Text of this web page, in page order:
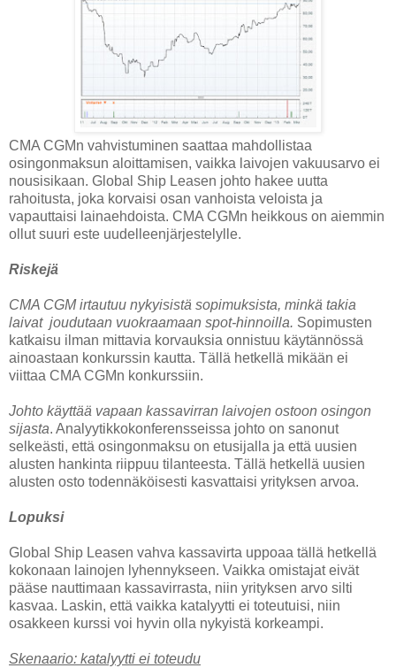
CMA CGMn vahvistuminen saattaa mahdollistaa
osingonmaksun aloittamisen, vaikka laivojen vakuusarvo ei
nousisikaan. Global Ship Leasen johto hakee uutta
rahoitusta, joka korvaisi osan vanhoista veloista ja
vapauttaisi lainaehdoista. CMA CGMn heikkous on aiemmin
ollut suuri este uudelleenjärjestelylle.
Riskejä
CMA CGM irtautuu nykyisistä sopimuksista, minkä takia
laivat joudutaan vuokraamaan spot-hinnoilla. Sopimusten
katkaisu ilman mittavia korvauksia onnistuu käytännössä
ainoastaan konkurssin kautta. Tällä hetkellä mikään ei
viittaa CMA CGMn konkurssiin.
Johto käyttää vapaan kassavirran laivojen ostoon osingon
sijasta. Analyytikkokonferensseissa johto on sanonut
selkeästi, että osingonmaksu on etusijalla ja että uusien
alusten hankinta riippuu tilanteesta. Tällä hetkellä uusien
alusten osto todennäköisesti kasvattaisi yrityksen arvoa.
Lopuksi
Global Ship Leasen vahva kassavirta uppoaa tällä hetkellä
kokonaan lainojen lyhennykseen. Vaikka omistajat eivät
pääse nauttimaan kassavirrasta, niin yrityksen arvo silti
kasvaa. Laskin, että vaikka katalyytti ei toteutuisi, niin
osakkeen kurssi voi hyvin olla nykyistä korkeampi.
Skenaario: katalyytti ei toteudu